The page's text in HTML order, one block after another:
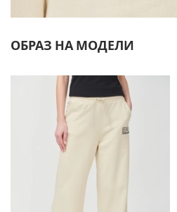
ОБРАЗ НА МОДЕЛИ